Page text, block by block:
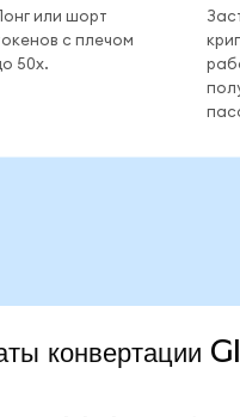
или шорт
с плечом
50x.